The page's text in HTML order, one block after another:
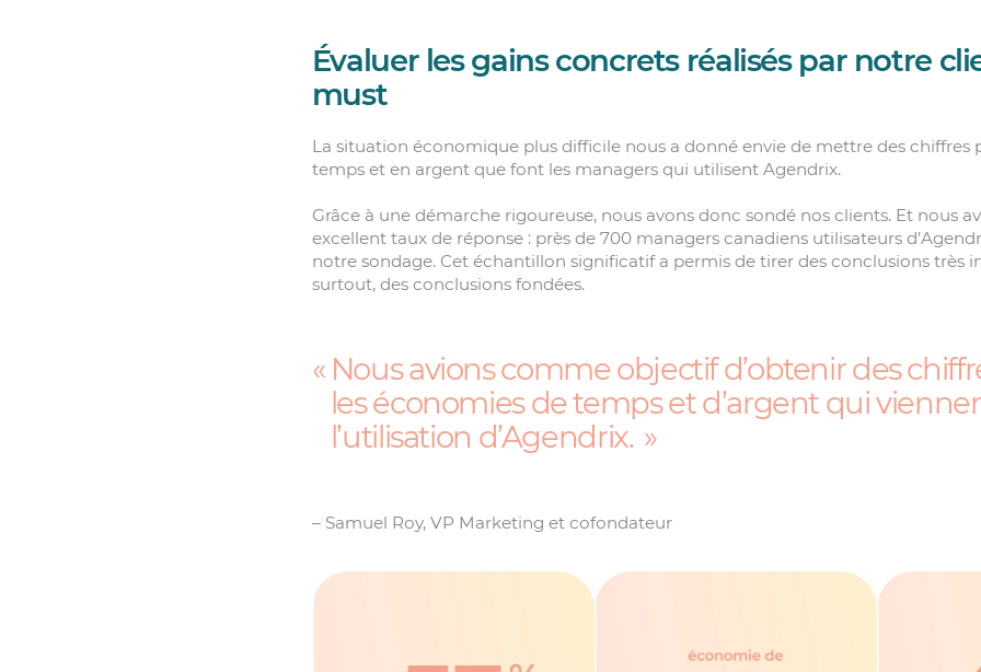
Évaluer les gains concrets réalisés par notre
must
La situation économique plus difficile nous a donné envie de mettre des chiffres
temps et en argent que font les managers qui utilisent Agendrix.
Grâce à une démarche rigoureuse, nous avons donc sondé nos clients. Et nous
excellent taux de réponse : près de 700 managers canadiens utilisateurs
notre sondage. Cet échantillon significatif a permis de tirer des conclusions très
surtout, des conclusions fondées.
Nous avions comme objectif d’obtenir des
les économies de temps et d’argent qui
l’utilisation d’Agendrix.
– Samuel Roy, VP Marketing et cofondateur